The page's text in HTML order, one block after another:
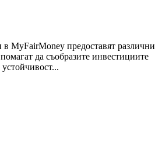
MyFairMoney предоставят различни
да съобразите инвестициите